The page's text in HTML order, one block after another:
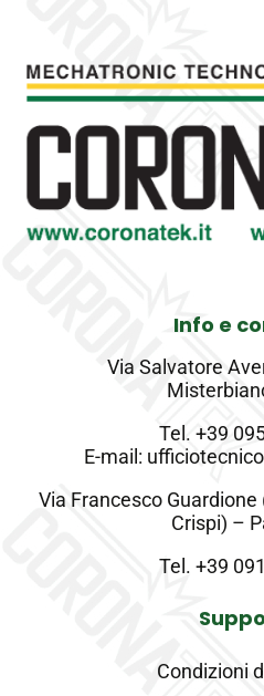
Info e
Via Salvatore
Tel. +39
E-mail:
Via Francesco
Crispi) –
Tel. +39
Condizioni